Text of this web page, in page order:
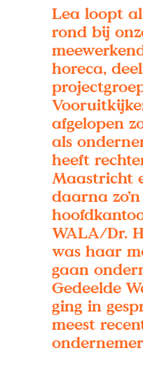
Lea loopt
rond bij
horeca,
afgelopen
als
heeft
Maastricht
daarna
WALA/Dr.
was haar
gaan
Gedeelde
ging in
meest